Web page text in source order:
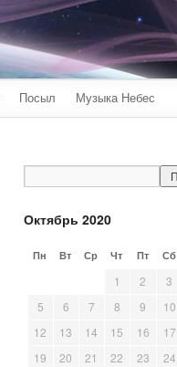
Посыл Музыка Небес
Октябрь 2020
Пн Вт Ср Чт Пт Сб
1 2 3
5
6 7 8 9 10
12
13 14 15 16 17
19
20 21 22 23 24